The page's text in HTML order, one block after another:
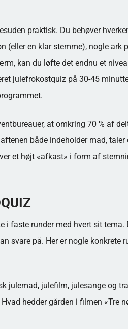
praktisk. Du behøver
(eller en klar stemme), nogle ark
kan du løfte det endnu et
julefrokostquiz på 30-45
at omkring 70 % af
både indeholder mad, taler
et højt «afkast» i form af
i faste runder med hvert sit tema.
svare på. Her er nogle konkrete
julemad, julefilm, julesange og
hedder gården i filmen «Tre